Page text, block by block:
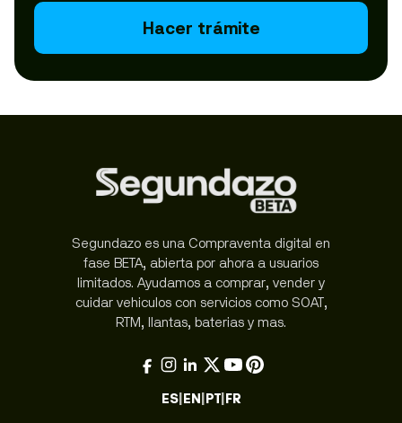
Hacer trámite
Segundazo es una Compraventa digital en
fase BETA, abierta por ahora a usuarios
limitados. Ayudamos a comprar, vender y
cuidar vehiculos con servicios como SOAT,
RTM, llantas, baterias y mas.
ES|EN|PT|FR